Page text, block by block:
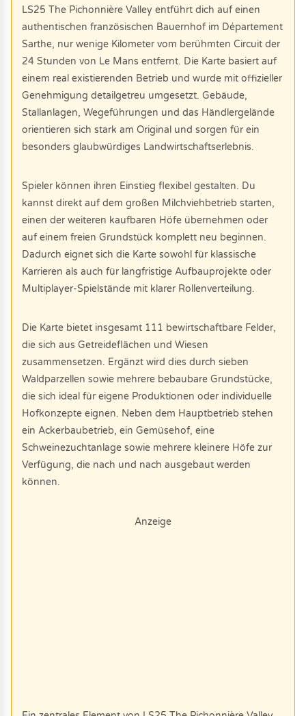
LS25 The Pichonnière Valley entführt dich auf einen
authentischen französischen Bauernhof im Département
Sarthe, nur wenige Kilometer vom berühmten Circuit der
24 Stunden von Le Mans entfernt. Die Karte basiert auf
einem real existierenden Betrieb und wurde mit offizieller
Genehmigung detailgetreu umgesetzt. Gebäude,
Stallanlagen, Wegeführungen und das Händlergelände
orientieren sich stark am Original und sorgen für ein
besonders glaubwürdiges Landwirtschaftserlebnis.
Spieler können ihren Einstieg flexibel gestalten. Du
kannst direkt auf dem großen Milchviehbetrieb starten,
einen der weiteren kaufbaren Höfe übernehmen oder
auf einem freien Grundstück komplett neu beginnen.
Dadurch eignet sich die Karte sowohl für klassische
Karrieren als auch für langfristige Aufbauprojekte oder
Multiplayer-Spielstände mit klarer Rollenverteilung.
Die Karte bietet insgesamt 111 bewirtschaftbare Felder,
die sich aus Getreideflächen und Wiesen
zusammensetzen. Ergänzt wird dies durch sieben
Waldparzellen sowie mehrere bebaubare Grundstücke,
die sich ideal für eigene Produktionen oder individuelle
Hofkonzepte eignen. Neben dem Hauptbetrieb stehen
ein Ackerbaubetrieb, ein Gemüsehof, eine
Schweinezuchtanlage sowie mehrere kleinere Höfe zur
Verfügung, die nach und nach ausgebaut werden
können.
Anzeige